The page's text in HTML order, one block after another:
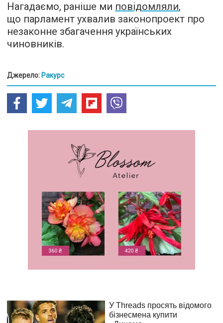
Нагадаємо, раніше ми повідомляли,
що парламент ухвалив законопроект про
незаконне збагачення українських
чиновників.
Джерело: Ракурс